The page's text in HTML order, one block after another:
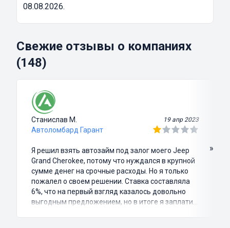
08.08.2026.
Свежие отзывы о компаниях
(148)
Станислав М. 19 апр 2023
Автоломбард Гарант
Я решил взять автозайм под залог моего Jeep
Grand Cherokee, потому что нуждался в крупной
сумме денег на срочные расходы. Но я только
пожалел о своем решении. Ставка составляла
6%, что на первый взгляд казалось довольно
выгодным предложением, но в итоге я заплатил
»